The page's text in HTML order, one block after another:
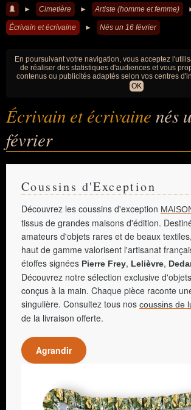
► Cimetière ► Artiste (homme et femme)
Écrivain et écrivaine ► Nés un 16 février
En poursuivant votre navigation, vous acceptez
de réaliser des statistiques d'audiences et vous
contenus ou publicités adaptés selon vos centres
OK
Écrivain et écrivaine nés
février
Coussins d'Exception
Découvrez les coussins d'exception
tissus de grandes maisons d'édition.
amateurs d'objets rares et de beaux
haut de gamme valorisent l'artisanat
étoffes signées Pierre Frey, Lelièvre,
Découvrez notre sélection exclusive
conçus à la main. Chaque pièce raconte
singulière. Consultez tous nos coussins de
de la livraison offerte.
Agrandir